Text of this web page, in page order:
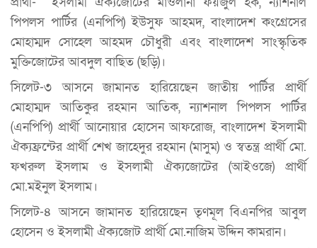
পিপলস পার্টির (এনপিপি) ইউসুফ আহমদ, বাংলাদেশ কংগ্রেসের
মোহাম্মদ সোহেল আহমদ চৌধুরী এবং বাংলাদেশ সাংস্কৃতিক
মুক্তিজোটের আবদুল বাছিত (ছড়ি)।
সিলেট-৩ আসনে জামানত হারিয়েছেন জাতীয় পার্টির প্রার্থী
মোহাম্মদ আতিকুর রহমান আতিক, ন্যাশনাল পিপলস পার্টির
(এনপিপি) প্রার্থী আনোয়ার হোসেন আফরোজ, বাংলাদেশ ইসলামী
ঐক্যফ্রন্টের প্রার্থী শেখ জাহেদুর রহমান (মাসুম) ও স্বতন্ত্র প্রার্থী মো.
ফখরুল ইসলাম ও ইসলামী ঐক্যজোটের (আইওজে) প্রার্থী
মো.মইনুল ইসলাম।
সিলেট-৪ আসনে জামানত হারিয়েছেন তৃণমূল বিএনপির আবুল
হোসেন ও ইসলামী ঐক্যজোট প্রার্থী মো.নাজিম উদ্দিন কামরান।